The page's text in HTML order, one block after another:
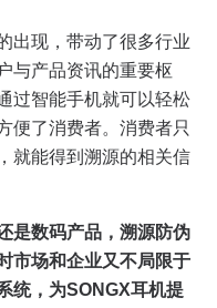
出现，带动了很多行业
与产品资讯的重要枢
过智能手机就可以轻松
便了消费者。消费者只
就能得到溯源的相关信
是数码产品，溯源防伪
市场和企业又不局限于
统，为SONGX耳机提